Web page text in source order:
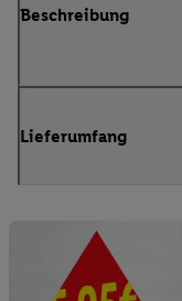
Beschreibung
Lieferumfang